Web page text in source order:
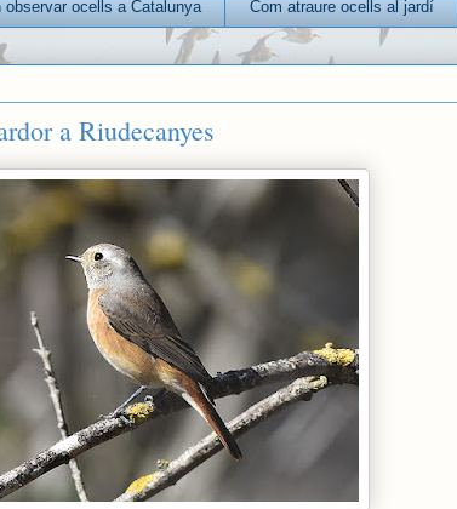
observar ocells a Catalunya Com atraure ocells al jardí
a Riudecanyes